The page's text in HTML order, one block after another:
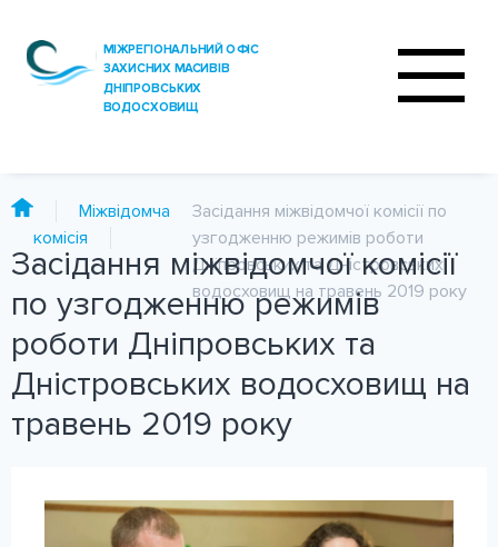
ПРО ОФІС
ДІЯЛЬНІСТЬ
АНАЛІЗ ВОДИ
КОНТАКТИ
Міжвідомча
комісія
Засідання міжвідомчої комісії по
узгодженню режимів роботи
Дніпровських та Дністровських
водосховищ на травень 2019 року
Засідання міжвідомчої комісії
по узгодженню режимів
роботи Дніпровських та
Дністровських водосховищ на
травень 2019 року